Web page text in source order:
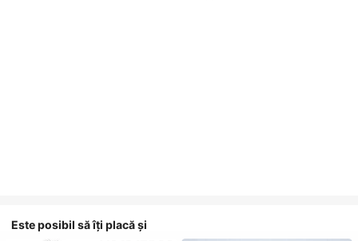
Este posibil să îți placă și